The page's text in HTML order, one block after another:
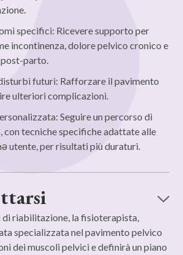
specifici: Ricevere supporto per
incontinenza, dolore pelvico cronico e
parto.
futuri: Rafforzare il pavimento
ulteriori complicazioni.
Seguire un percorso di
tecniche specifiche adattate alle
utente, per risultati più duraturi.
di riabilitazione, la fisioterapista,
specializzata nel pavimento pelvico
dei muscoli pelvici e definirà un piano